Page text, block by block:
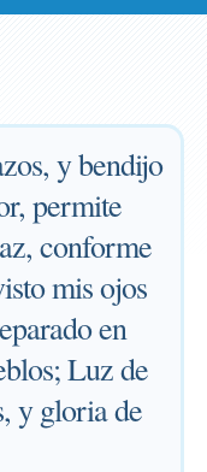
y bendijo
permite
conforme
mis ojos
en
Luz de
y gloria de